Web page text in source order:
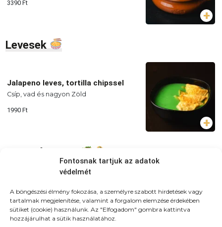
Fontosnak tartjuk az adatok
védelmét
A böngészési élmény fokozása, a személyre szabott hirdetések vagy
tartalmak megjelenítése, valamint a forgalom elemzése érdekében
sütiket (cookie) használunk. Az "Elfogadom" gombra kattintva
hozzájárulhat a sütik használatához.
3390 Ft
Levesek
Jalapeno leves, tortilla chipssel
Csíp, vad és nagyon Zöld
1990 Ft
Gyros és wrap
jégsaláta, uborka, paradicsom, lila hagyma,
házi joghurtos öntet, csirkemellfilé,
hasábburgonya
4490Ft